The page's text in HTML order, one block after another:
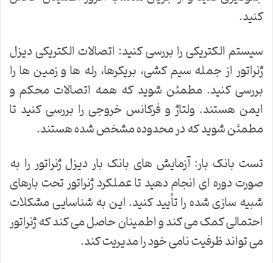
کنید.
سیستم الکتریکی را بررسی کنید: اتصالات الکتریکی دیزل
ژنراتور از جمله سیم کشی، بریکرها، رله ها و زمین ها را
بررسی کنید. مطمئن شوید که همه اتصالات محکم و
ایمن هستند. ولتاژ و فرکانس خروجی را بررسی کنید تا
مطمئن شوید که در محدوده مشخص شده هستند.
تست بانک بار: آزمایش های بانک بار دیزل ژنراتور را به
صورت دوره ای انجام دهید تا عملکرد ژنراتور تحت بارهای
شبیه سازی شده را تأیید کنید. این به شناسایی مشکلات
احتمالی کمک می کند و اطمینان حاصل می کند که ژنراتور
می تواند ظرفیت نامی خود را مدیریت کند.